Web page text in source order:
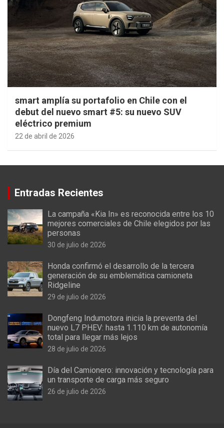
smart amplía su portafolio en Chile con el
debut del nuevo smart #5: su nuevo SUV
eléctrico premium
22 de abril de 2026
Entradas Recientes
La campaña «Kia In» es reconocida entre los 10
mejores comerciales de Chile elegidos por las
personas
30 de julio de 2026
Honda confirmó el desarrollo de la tercera
generación de su emblemática camioneta
Ridgeline
29 de julio de 2026
Dongfeng Indumotora inicia la preventa del
nuevo L7 PHEV: hasta 1.110 km de autonomía
total para llegar más lejos
28 de julio de 2026
Día del Camionero: innovación y tecnología para
un transporte de carga más seguro
26 de julio de 2026